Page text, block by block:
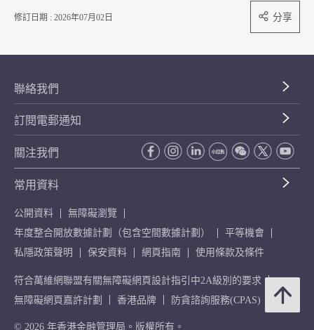
修訂日期 : 2026年07月02日 分享
聯絡我們
訂閱電郵通知
關注我們
常用資料
公開資料
無障礙瀏覽
年度整合開放數據計劃（包含空間數據計劃）
平等機會
私隱政策聲明
保安資料 網頁指南 使用條款及條件
符合萬維網聯盟有關無障礙網頁設計指引中2A級別的要求
無障礙網頁嘉許計劃
香港品牌 防貪諮詢服務(CPAS)
© 2026 年香港金融管理局。版權所有。